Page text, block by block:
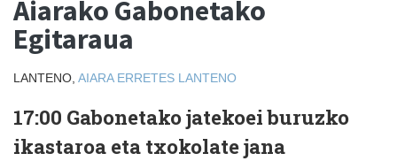
Aiarako Gabonetako
Egitaraua
LANTENO, AIARA ERRETES LANTENO
17:00 Gabonetako jatekoei buruzko
ikastaroa eta txokolate jana